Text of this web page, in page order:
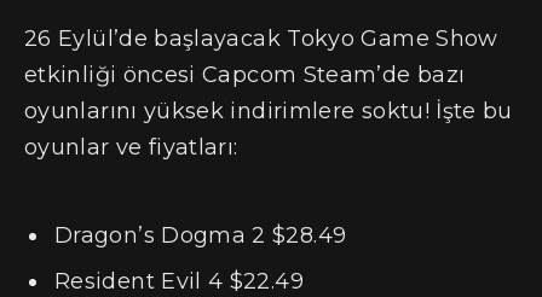
26 Eylül’de başlayacak Tokyo Game Show
etkinliği öncesi Capcom Steam’de bazı
oyunlarını yüksek indirimlere soktu! İşte bu
oyunlar ve fiyatları:
Dragon’s Dogma 2 $28.49
Resident Evil 4 $22.49